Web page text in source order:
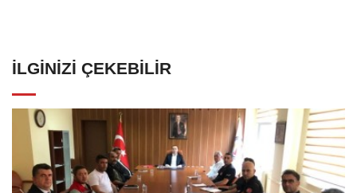
İLGINIZI ÇEKEBILIR